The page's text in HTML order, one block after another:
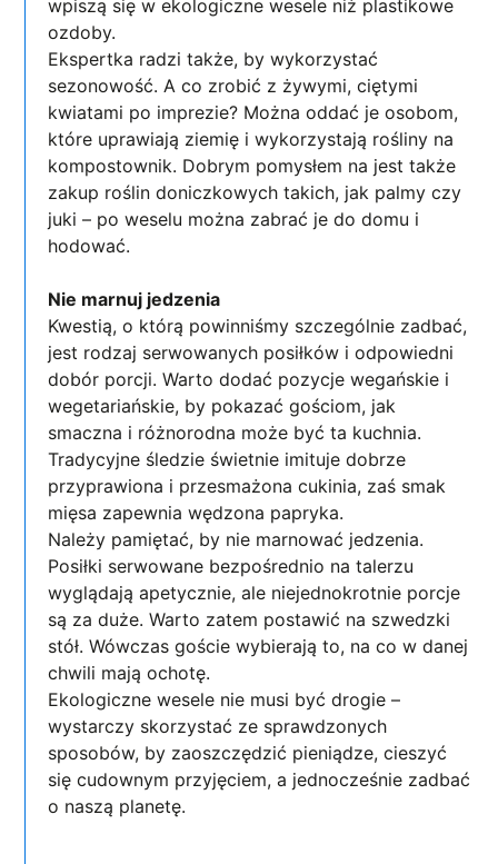
wpiszą się w ekologiczne wesele niż plastikowe
ozdoby.
Ekspertka radzi także, by wykorzystać
sezonowość. A co zrobić z żywymi, ciętymi
kwiatami po imprezie? Można oddać je osobom,
które uprawiają ziemię i wykorzystają rośliny na
kompostownik. Dobrym pomysłem na jest także
zakup roślin doniczkowych takich, jak palmy czy
juki – po weselu można zabrać je do domu i
hodować.
Nie marnuj jedzenia
Kwestią, o którą powinniśmy szczególnie zadbać,
jest rodzaj serwowanych posiłków i odpowiedni
dobór porcji. Warto dodać pozycje wegańskie i
wegetariańskie, by pokazać gościom, jak
smaczna i różnorodna może być ta kuchnia.
Tradycyjne śledzie świetnie imituje dobrze
przyprawiona i przesmażona cukinia, zaś smak
mięsa zapewnia wędzona papryka.
Należy pamiętać, by nie marnować jedzenia.
Posiłki serwowane bezpośrednio na talerzu
wyglądają apetycznie, ale niejednokrotnie porcje
są za duże. Warto zatem postawić na szwedzki
stół. Wówczas goście wybierają to, na co w danej
chwili mają ochotę.
Ekologiczne wesele nie musi być drogie –
wystarczy skorzystać ze sprawdzonych
sposobów, by zaoszczędzić pieniądze, cieszyć
się cudownym przyjęciem, a jednocześnie zadbać
o naszą planetę.